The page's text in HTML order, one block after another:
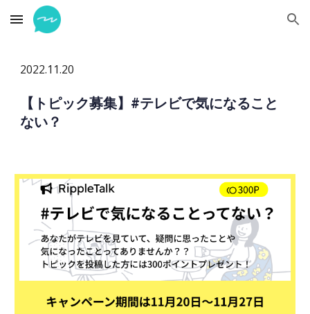
Skip to main content Skip to navigation
2022.1 1.20
【トピック募集】 #テレビで気になること
ない？